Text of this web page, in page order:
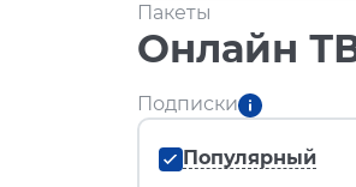
Пакеты
Онлайн
Подписки
Популярный